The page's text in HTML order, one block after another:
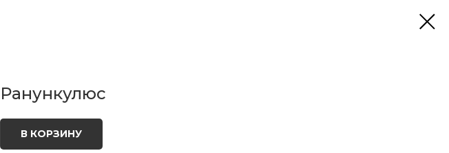
Ранункулюс
В КОРЗИНУ